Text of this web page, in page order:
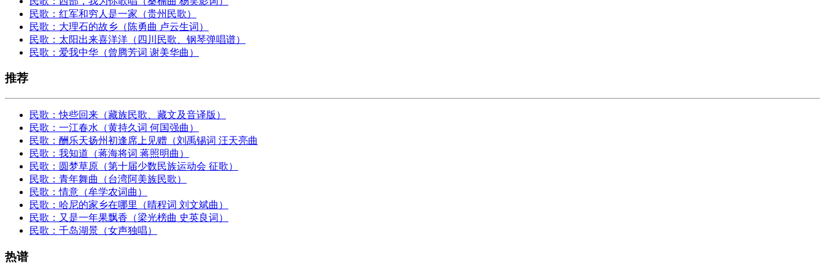
民歌：红军和穷人是一家（贵州民歌）
民歌：大理石的故乡（陈勇曲 卢云生词）
民歌：太阳出来喜洋洋（四川民歌、钢琴弹唱谱）
民歌：爱我中华（曾腾芳词 谢美华曲）
推荐
民歌：快些回来（藏族民歌、藏文及音译版）
民歌：一江春水（黄持久词 何国强曲）
民歌：酬乐天扬州初逢席上见赠（刘禹锡词 汪天亮曲
民歌：我知道（蒋海将词 蒋照明曲）
民歌：圆梦草原（第十届少数民族运动会 征歌）
民歌：青年舞曲（台湾阿美族民歌）
民歌：情意（牟学农词曲）
民歌：哈尼的家乡在哪里（晴程词 刘文斌曲）
民歌：又是一年果飘香（梁光榜曲 史英良词）
民歌：千岛湖景（女声独唱）
热谱